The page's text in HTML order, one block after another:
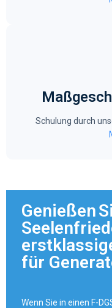
Schulung durch
Genießen
für
Wenn Sie in einen F-